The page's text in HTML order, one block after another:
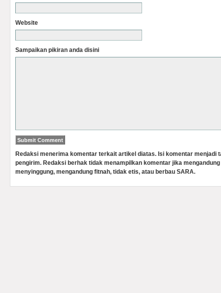
Website
Sampaikan pikiran anda disini
Redaksi menerima komentar terkait artikel diatas. Isi komentar menjadi
pengirim. Redaksi berhak tidak menampilkan komentar jika
menyinggung, mengandung fitnah, tidak etis, atau berbau SARA.